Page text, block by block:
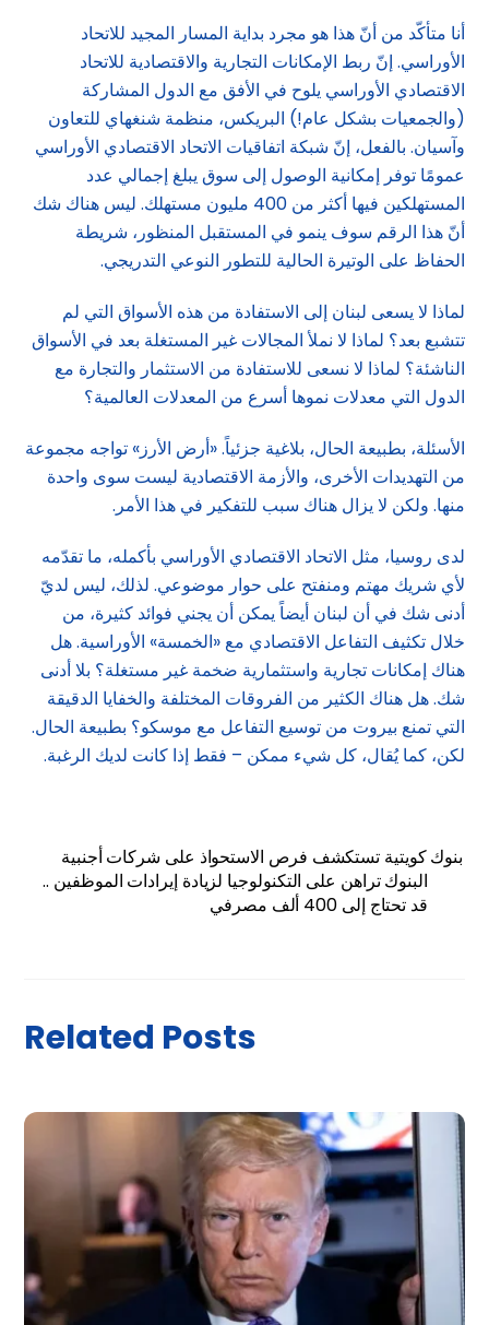
أنا متأكّد من أنّ هذا هو مجرد بداية المسار المجيد للاتحاد
الأوراسي. إنّ ربط الإمكانات التجارية والاقتصادية للاتحاد
الاقتصادي الأوراسي يلوح في الأفق مع الدول المشاركة
(والجمعيات بشكل عام!) البريكس، منظمة شنغهاي للتعاون
وآسيان. بالفعل، إنّ شبكة اتفاقيات الاتحاد الاقتصادي الأوراسي
عمومًا توفر إمكانية الوصول إلى سوق يبلغ إجمالي عدد
المستهلكين فيها أكثر من 400 مليون مستهلك. ليس هناك شك
أنّ هذا الرقم سوف ينمو في المستقبل المنظور، شريطة
الحفاظ على الوتيرة الحالية للتطور النوعي التدريجي.
لماذا لا يسعى لبنان إلى الاستفادة من هذه الأسواق التي لم
تتشبع بعد؟ لماذا لا نملأ المجالات غير المستغلة بعد في الأسواق
الناشئة؟ لماذا لا نسعى للاستفادة من الاستثمار والتجارة مع
الدول التي معدلات نموها أسرع من المعدلات العالمية؟
الأسئلة، بطبيعة الحال، بلاغية جزئياً. «أرض الأرز» تواجه مجموعة
من التهديدات الأخرى، والأزمة الاقتصادية ليست سوى واحدة
منها. ولكن لا يزال هناك سبب للتفكير في هذا الأمر.
لدى روسيا، مثل الاتحاد الاقتصادي الأوراسي بأكمله، ما تقدّمه
لأي شريك مهتم ومنفتح على حوار موضوعي. لذلك، ليس لديّ
أدنى شك في أن لبنان أيضاً يمكن أن يجني فوائد كثيرة، من
خلال تكثيف التفاعل الاقتصادي مع «الخمسة» الأوراسية. هل
هناك إمكانات تجارية واستثمارية ضخمة غير مستغلة؟ بلا أدنى
شك. هل هناك الكثير من الفروقات المختلفة والخفايا الدقيقة
التي تمنع بيروت من توسيع التفاعل مع موسكو؟ بطبيعة الحال.
لكن، كما يُقال، كل شيء ممكن – فقط إذا كانت لديك الرغبة.
بنوك كويتية تستكشف فرص الاستحواذ على شركات أجنبية
البنوك تراهن على التكنولوجيا لزيادة إيرادات الموظفين ..
قد تحتاج إلى 400 ألف مصرفي
Related Posts